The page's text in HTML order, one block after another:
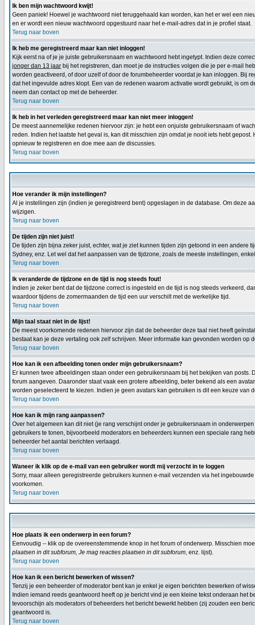
Ik ben mijn wachtwoord kwijt!
Geen paniek! Hoewel je wachtwoord niet teruggehaald kan worden, kan het er wel een
en er wordt een nieuw wachtwoord opgestuurd naar het e-mail-adres dat in je profiel staat.
Terug naar boven
Ik heb me geregistreerd maar kan niet inloggen!
Kijk eerst na of je je juiste gebruikersnaam en wachtwoord hebt ingetypt. Indien deze
jonger dan 13 jaar bij het registreren, dan moet je de instructies volgen die je per e-mail
worden geactiveerd, of door uzelf of door de forumbeheerder voordat je kan inloggen. Bij
dat het ingevulde adres klopt. Een van de redenen waarom activatie wordt gebruikt, is
neem dan contact op met de beheerder.
Terug naar boven
Ik heb in het verleden geregistreerd maar kan niet meer inloggen!
De meest aannemelijke redenen hiervoor zijn: je hebt een onjuiste gebruikersnaam of
reden. Indien het laatste het geval is, kan dit misschien zijn omdat je nooit iets hebt
opnieuw te registreren en doe mee aan de discussies.
Terug naar boven
Hoe verander ik mijn instellingen?
Al je instellingen zijn (indien je geregistreerd bent) opgeslagen in de database. Om deze
wijzigen.
Terug naar boven
De tijden zijn niet juist!
De tijden zijn bijna zeker juist, echter, wat je ziet kunnen tijden zijn getoond in een
Sydney, enz. Let wel dat het aanpassen van de tijdzone, zoals de meeste instellingen,
Terug naar boven
Ik veranderde de tijdzone en de tijd is nog steeds fout!
Indien je zeker bent dat de tijdzone correct is ingesteld en de tijd is nog steeds verkeerd,
waardoor tijdens de zomermaanden de tijd een uur verschilt met de werkelijke tijd.
Terug naar boven
Mijn taal staat niet in de lijst!
De meest voorkomende redenen hiervoor zijn dat de beheerder deze taal niet heeft
bestaat kan je deze vertaling ook zelf schrijven. Meer informatie kan gevonden worden op
Terug naar boven
Hoe kan ik een afbeelding tonen onder mijn gebruikersnaam?
Er kunnen twee afbeeldingen staan onder een gebruikersnaam bij het bekijken van
forum aangeven. Daaronder staat vaak een grotere afbeelding, beter bekend als een
worden geselecteerd te kiezen. Indien je geen avatars kan gebruiken is dit een keuze
Terug naar boven
Hoe kan ik mijn rang aanpassen?
Over het algemeen kan dit niet (je rang verschijnt onder je gebruikersnaam in
gebruikers te tonen, bijvoorbeeld moderators en beheerders kunnen een speciale rang
beheerder het aantal berichten verlaagd.
Terug naar boven
Waneer ik klik op de e-mail van een gebruiker wordt mij verzocht in te loggen
Sorry, maar alleen geregistreerde gebruikers kunnen e-mail verzenden via het
voorkomen.
Terug naar boven
Hoe plaats ik een onderwerp in een forum?
Eenvoudig -- klik op de overeenstemmende knop in het forum of onderwerp. Misschien
plaatsen in dit subforum, Je mag reacties plaatsen in dit subforum, enz. lijst).
Terug naar boven
Hoe kan ik een bericht bewerken of wissen?
Tenzij je een beheerder of moderator bent kan je enkel je eigen berichten bewerken of
Indien iemand reeds geantwoord heeft op je bericht vind je een kleine tekst onderaan het
tevoorschijn als moderators of beheerders het bericht bewerkt hebben (zij zouden een
geantwoord is.
Terug naar boven